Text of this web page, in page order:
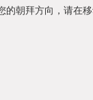
的朝拜方向，请在